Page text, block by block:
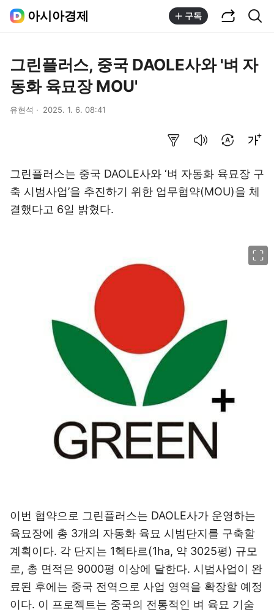
아시아경제 구독
그린플러스, 중국 DAOLE사와 '벼 자
동화 육묘장 MOU'
유현석 2025. 1. 6. 08:41
그린플러스는 중국 DAOLE사와 ‘벼 자동화 육묘장 구
축 시범사업’을 추진하기 위한 업무협약(MOU)을 체
결했다고 6일 밝혔다.
이번 협약으로 그린플러스는 DAOLE사가 운영하는
육묘장에 총 3개의 자동화 육묘 시범단지를 구축할
계획이다. 각 단지는 1헥타르(1ha, 약 3025평) 규모
로, 총 면적은 9000평 이상에 달한다. 시범사업이 완
료된 후에는 중국 전역으로 사업 영역을 확장할 예정
이다. 이 프로젝트는 중국의 전통적인 벼 육묘 기술